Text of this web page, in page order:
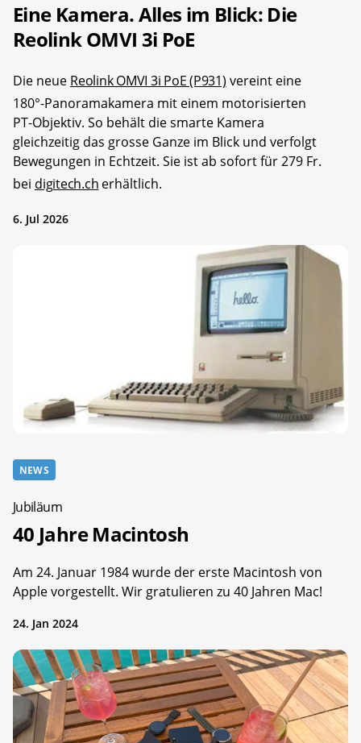
Eine Kamera. Alles im Blick: Die
Reolink OMVI 3i PoE
Die neue Reolink OMVI 3i PoE (P931) vereint eine
180°-Panoramakamera mit einem motorisierten
PT-Objektiv. So behält die smarte Kamera
gleichzeitig das grosse Ganze im Blick und verfolgt
Bewegungen in Echtzeit. Sie ist ab sofort für 279 Fr.
bei digitech.ch erhältlich.
6. Jul 2026
NEWS
Jubiläum
40 Jahre Macintosh
Am 24. Januar 1984 wurde der erste Macintosh von
Apple vorgestellt. Wir gratulieren zu 40 Jahren Mac!
24. Jan 2024